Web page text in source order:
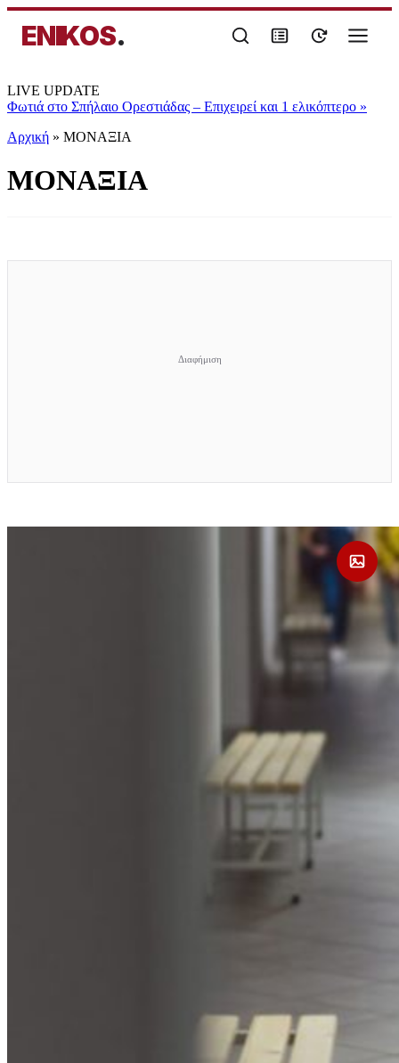
ENIKOS.
LIVE UPDATE
Φωτιά στο Σπήλαιο Ορεστιάδας – Επιχειρεί και 1 ελικόπτερο »
Αρχική » ΜΟΝΑΞΙΑ
ΜΟΝΑΞΙΑ